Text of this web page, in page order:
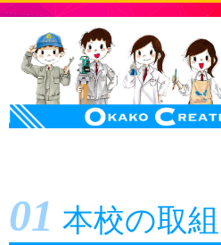
01 本校